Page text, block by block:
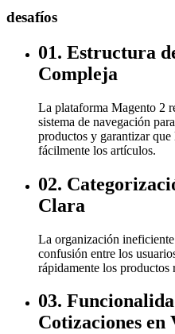
desafíos
01. Estructura
Compleja
La plataforma Magento 2
sistema de navegación
productos y garantizar
fácilmente los artículos.
02.
Clara
La organización
confusión entre los
rápidamente los productos
03.
Cotizaciones en